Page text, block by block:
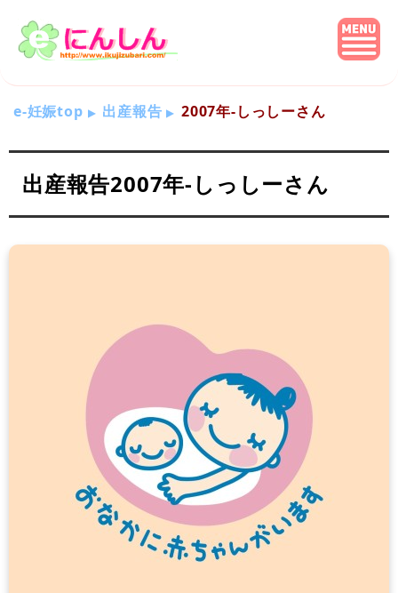
e-妊娠top 出産報告 2007年-しっしーさん
出産報告2007年-しっしーさん